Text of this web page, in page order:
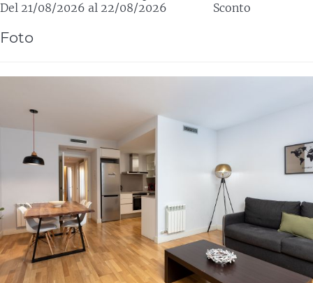
Del 21/08/2026 al 22/08/2026
Sconto
Foto